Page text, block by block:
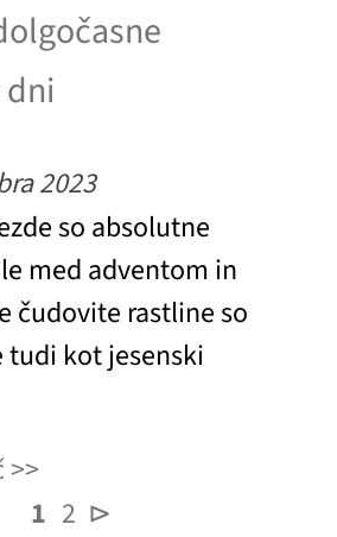
dni
2023
so absolutne
med adventom in
čudovite rastline so
tudi kot jesenski
1 2 ⊳